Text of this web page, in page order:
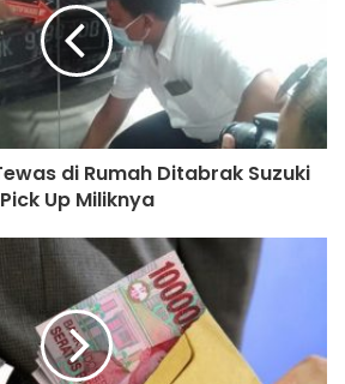
t
e
di Rumah Ditabrak Suzuki
Pick Up Miliknya